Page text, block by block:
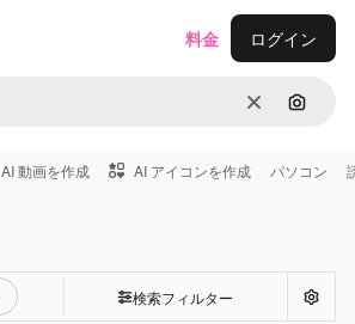
消去 画像で
料金 ログイン
AI 動画を作成 AI アイコンを作成 パソコン
検索フィルター